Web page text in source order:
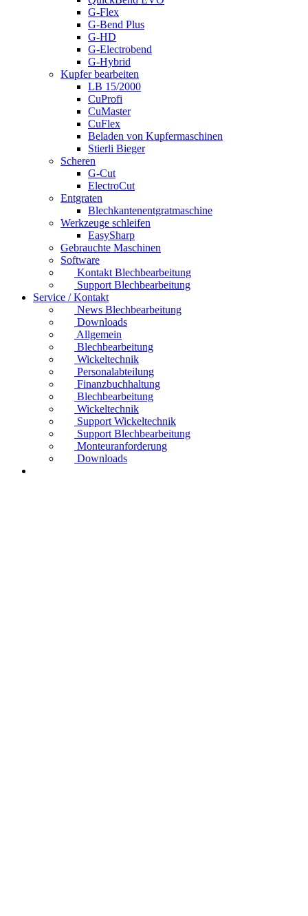
G-Flex
G-Bend Plus
G-HD
G-Electrobend
G-Hybrid
Kupfer bearbeiten
LB 15/2000
CuProfi
CuMaster
CuFlex
Beladen von Kupfermaschinen
Stierli Bieger
Scheren
G-Cut
ElectroCut
Entgraten
Blechkantenentgratmaschine
Werkzeuge schleifen
EasySharp
Gebrauchte Maschinen
Software
Kontakt Blechbearbeitung
Support Blechbearbeitung
Service / Kontakt
News Blechbearbeitung
Downloads
Allgemein
Blechbearbeitung
Wickeltechnik
Personalabteilung
Finanzbuchhaltung
Blechbearbeitung
Wickeltechnik
Support Wickeltechnik
Support Blechbearbeitung
Monteuranforderung
Downloads